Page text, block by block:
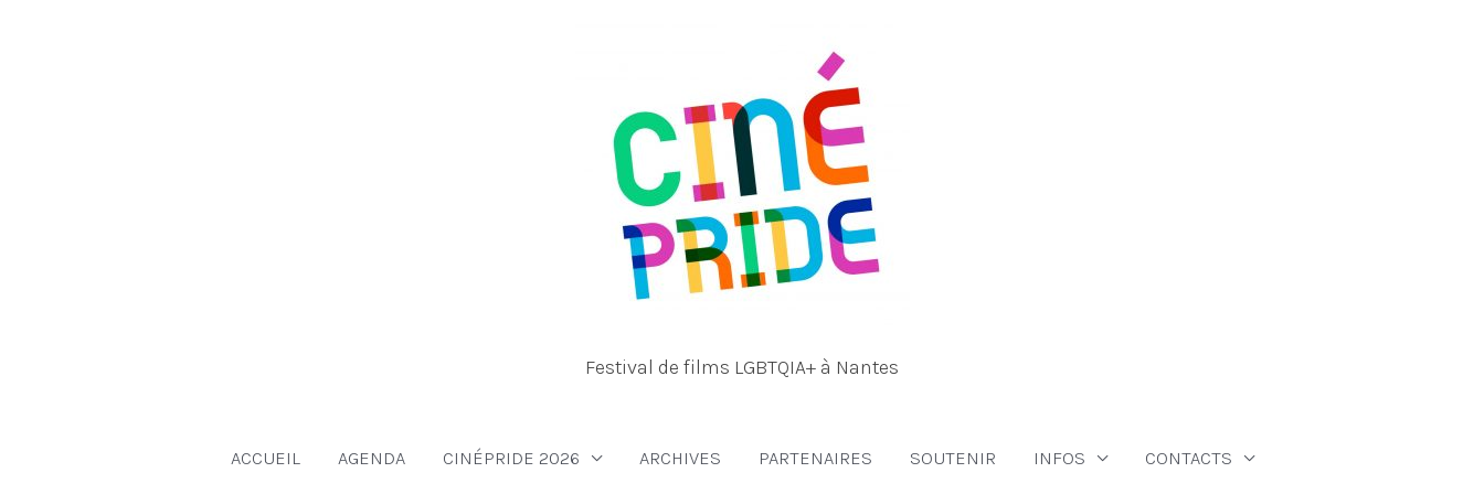
Festival de films LGBTQIA+ à Nantes
ACCUEIL AGENDA CINÉPRIDE 2026 ARCHIVES PARTENAIRES SOUTENIR INFOS CONTACTS